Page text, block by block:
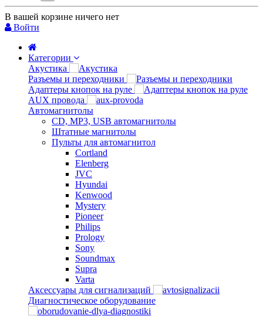
В вашей корзине ничего нет
Войти
Категории
Акустика
Разъемы и переходники
Адаптеры кнопок на руле
AUX провода
Автомагнитолы
CD, MP3, USB автомагнитолы
Штатные магнитолы
Пульты для автомагнитол
Cortland
Elenberg
JVC
Hyundai
Kenwood
Mystery
Pioneer
Philips
Prology
Sony
Soundmax
Supra
Varta
Аксессуары для сигнализаций
Диагностическое оборудование